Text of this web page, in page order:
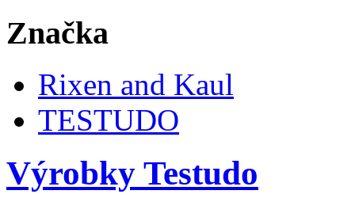
Značka
Rixen and Kaul
TESTUDO
Výrobky Testudo